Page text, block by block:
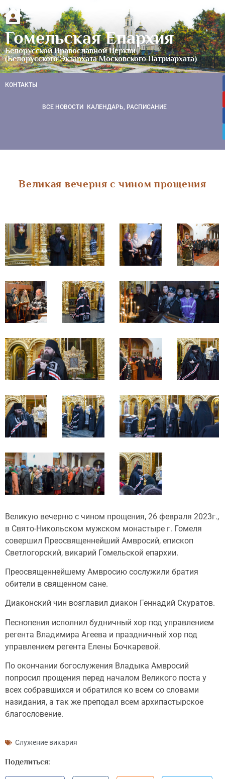
Гомельская Епархия
Белорусской Православной Церкви
(Белорусского Экзархата Московского Патриархата)
КОНТАКТЫ
ВСЕ НОВОСТИ КАЛЕНДАРЬ, РАСПИСАНИЕ
Великая вечерня с чином прощения
Великую вечерню с чином прощения, 26 февраля 2023г.,
в Свято-Никольском мужском монастыре г. Гомеля
совершил Преосвященнейший Амвросий, епископ
Светлогорский, викарий Гомельской епархии.
Преосвященнейшему Амвросию сослужили братия
обители в священном сане.
Диаконский чин возглавил диакон Геннадий Скуратов.
Песнопения исполнил будничный хор под управлением
регента Владимира Агеева и праздничный хор под
управлением регента Елены Бочкаревой.
По окончании богослужения Владыка Амвросий
попросил прощения перед началом Великого поста у
всех собравшихся и обратился ко всем со словами
назидания, а так же преподал всем архипастырское
благословение.
Служение викария
Поделиться: